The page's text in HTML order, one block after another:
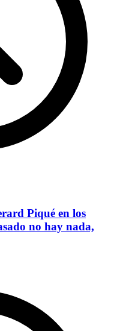
Piqué en los
no hay nada,